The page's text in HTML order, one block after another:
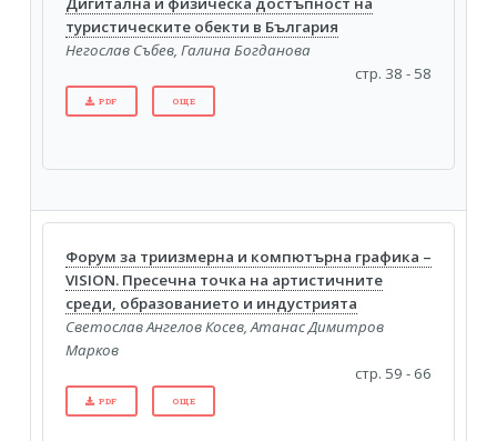
туристическите обекти в България
Негослав Събев, Галина Богданова
стр. 38 - 58
PDF ОЩЕ
Форум за триизмерна и компютърна графика –
VISION. Пресечна точка на артистичните
среди, образованието и индустрията
Светослав Ангелов Косев, Атанас Димитров
Марков
стр. 59 - 66
PDF ОЩЕ